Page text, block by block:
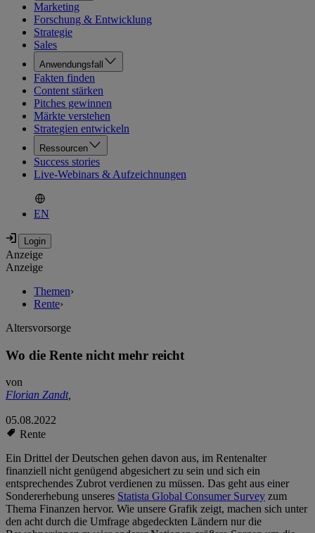
Marketing
Forschung & Entwicklung
Strategie
Sales
Anwendungsfall
Fakten finden
Content stärken
Pitches gewinnen
Märkte verstehen
Strategien entwickeln
Ressourcen
Success stories
Live-Webinars & Aufzeichnungen
EN
Anzeige
Anzeige
Themen›
Rente›
Altersvorsorge
Wo die Rente nicht mehr reicht
von
Florian Zandt,
05.08.2022
Rente
Ein Drittel der Deutschen gehen davon aus, im Rentenalter
finanziell nicht genügend abgesichert zu sein und sich ein
entsprechendes Zubrot verdienen zu müssen. Das geht aus einer
Sondererhebung unseres Statista Global Consumer Survey zum
Thema Finanzen hervor. Wie unsere Grafik zeigt, machen sich unter
den acht durch die Umfrage abgedeckten Ländern nur die